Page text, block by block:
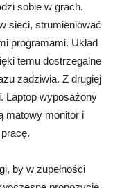
sobie w grach.
sieci, strumieniować
programami. Układ
temu dostrzegalne
zadziwia. Z drugiej
Laptop wyposażony
matowy monitor i
by w zupełności